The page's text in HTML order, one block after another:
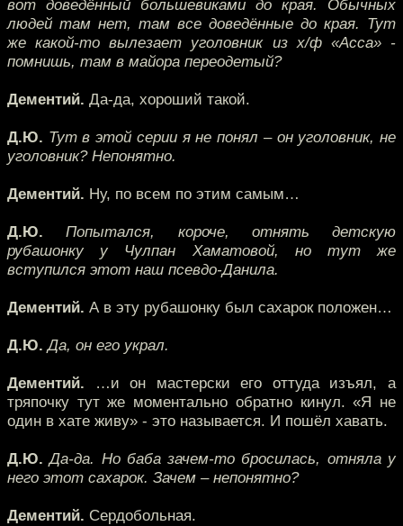
вот доведённый большевиками до края. Обычных
людей там нет, там все доведённые до края. Тут
же какой-то вылезает уголовник из х/ф «Асса» -
помнишь, там в майора переодетый?
Дементий. Да-да, хороший такой.
Д.Ю. Тут в этой серии я не понял – он уголовник, не
уголовник? Непонятно.
Дементий. Ну, по всем по этим самым…
Д.Ю. Попытался, короче, отнять детскую
рубашонку у Чулпан Хаматовой, но тут же
вступился этот наш псевдо-Данила.
Дементий. А в эту рубашонку был сахарок положен…
Д.Ю. Да, он его украл.
Дементий. …и он мастерски его оттуда изъял, а
тряпочку тут же моментально обратно кинул. «Я не
один в хате живу» - это называется. И пошёл хавать.
Д.Ю. Да-да. Но баба зачем-то бросилась, отняла у
него этот сахарок. Зачем – непонятно?
Дементий. Сердобольная.